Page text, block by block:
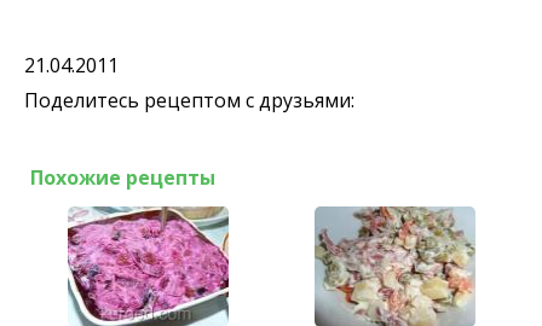
21.04.2011
Поделитесь рецептом с друзьями:
Похожие рецепты